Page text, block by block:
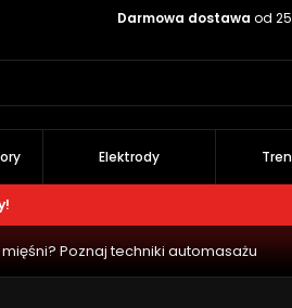
Darmowa dostawa od
Elektrody
Poznaj techniki automasażu